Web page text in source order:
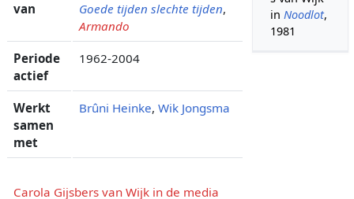
in Noodlot,
1981
van
Goede tijden slechte tijden,
Armando
Periode
actief
1962-2004
Werkt
samen
met
Brûni Heinke, Wik Jongsma
Carola Gijsbers van Wijk in de media